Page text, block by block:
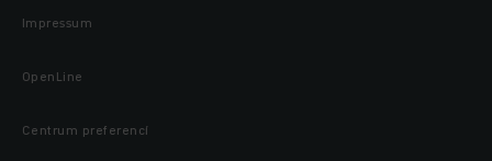
Impressum
OpenLine
Centrum preferencí